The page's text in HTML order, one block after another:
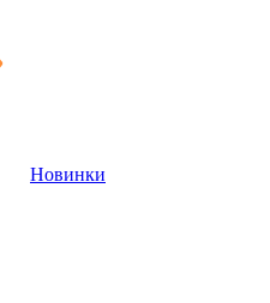
Новинки